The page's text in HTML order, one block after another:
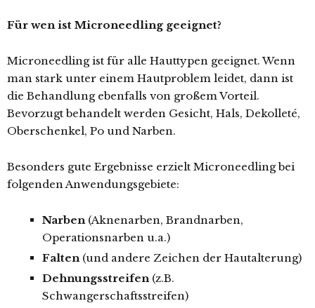
Für wen ist Microneedling geeignet?
Microneedling ist für alle Hauttypen geeignet. Wenn
man stark unter einem Hautproblem leidet, dann ist
die Behandlung ebenfalls von großem Vorteil.
Bevorzugt behandelt werden Gesicht, Hals, Dekolleté,
Oberschenkel, Po und Narben.
Besonders gute Ergebnisse erzielt Microneedling bei
folgenden Anwendungsgebiete:
Narben (Aknenarben, Brandnarben,
Operationsnarben u.a.)
Falten (und andere Zeichen der Hautalterung)
Dehnungsstreifen (z.B.
Schwangerschaftsstreifen)